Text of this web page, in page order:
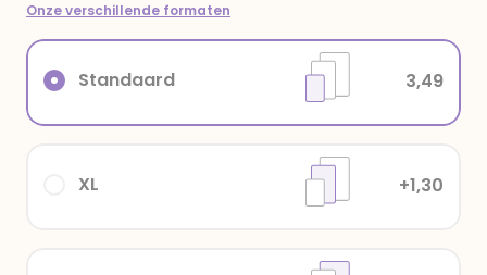
Onze verschillende formaten
XL +1,30
Standaard 3,49